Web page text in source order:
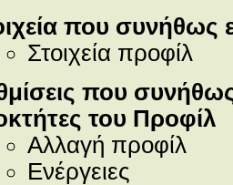
που συνήθως
Στοιχεία προφίλ
που συνήθως
του Προφίλ
Αλλαγή προφίλ
Ενέργειες